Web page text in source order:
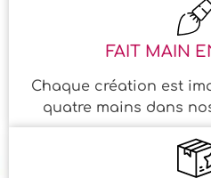
FAIT MAIN
Chaque création est
quatre mains dans